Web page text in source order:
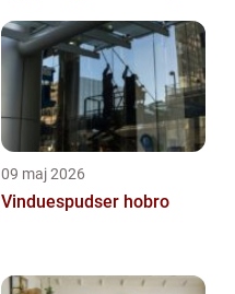
09 maj 2026
Vinduespudser hobro